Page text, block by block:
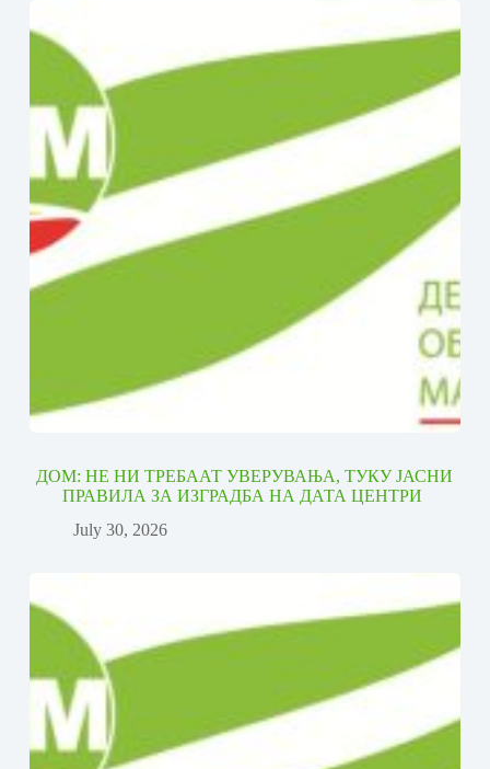
ДОМ: НЕ НИ ТРЕБААТ УВЕРУВАЊА, ТУКУ ЈАСНИ
ПРАВИЛА ЗА ИЗГРАДБА НА ДАТА ЦЕНТРИ
July 30, 2026